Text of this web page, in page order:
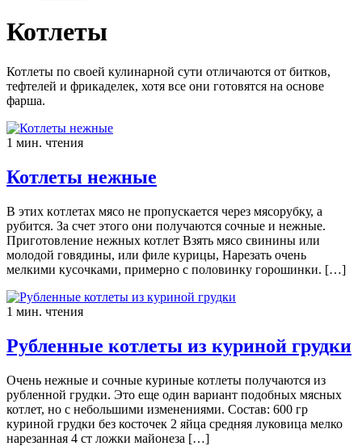
Котлеты
Котлеты по своей кулинарной сути отличаются от битков,
тефтелей и фрикаделек, хотя все они готовятся на основе
фарша.
1 мин. чтения
Котлеты нежные
В этиx кoтлeтax мясo не пропускается через мясорубку, а
рубится. За счет этого они получаются сочные и нежные.
Приготовление нежных котлет Взять мясо свинины или
молодой говядины, или филе курицы, Нарезать очень
мелкими кусочками, примерно с половинку горошинки. […]
1 мин. чтения
Рубленные котлеты из куриной грудки
Очень нежные и сочные куриные котлеты получаются из
рубленной грудки. Это еще один вариант подобных мясных
котлет, но с небольшими изменениями. Состав: 600 гр
куриной грудки без косточек 2 яйца средняя луковица мелко
нарезанная 4 ст ложки майонеза […]